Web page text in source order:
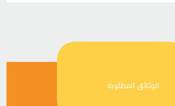
الوثائق المطلوبة